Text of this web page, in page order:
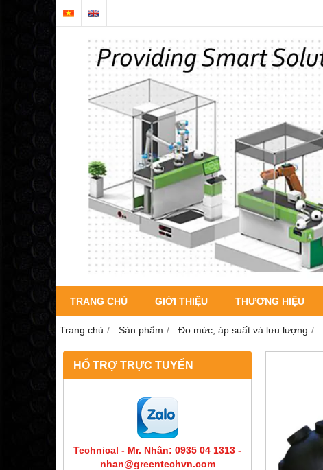
TRANG CHỦ GIỚI THIỆU THƯƠNG HIỆU
Trang chủ Sản phẩm Đo mức, áp suất và lưu lượng
HỔ TRỢ TRỰC TUYẾN
Technical - Mr. Nhân: 0935 04 1313 -
nhan@greentechvn.com